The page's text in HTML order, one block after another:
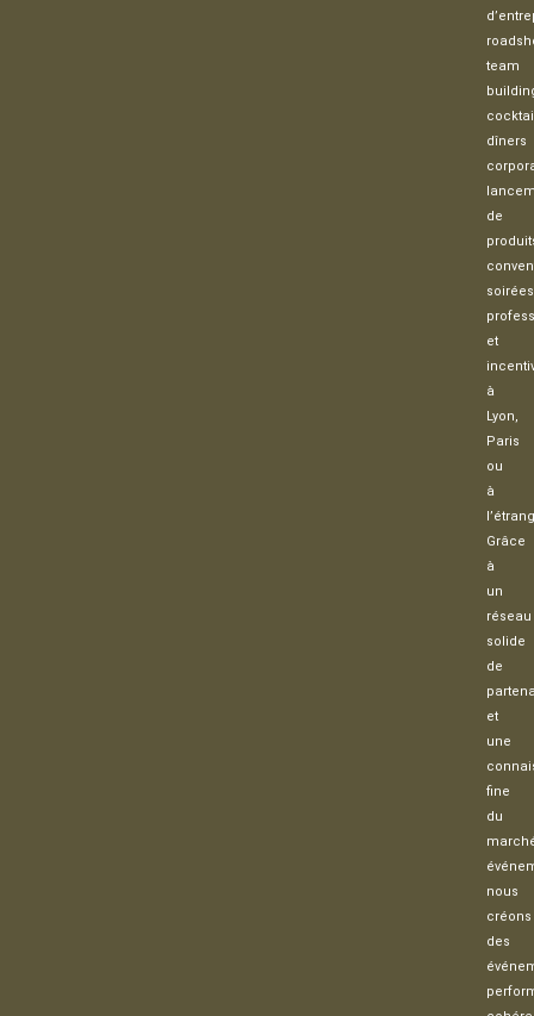
team
dîners
de
soirées
et
à
Lyon,
Paris
ou
à
Grâce
à
un
réseau
solide
de
et
une
fine
du
nous
créons
des